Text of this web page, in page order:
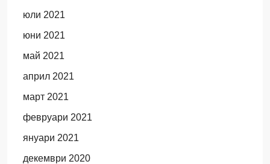
юли 2021
юни 2021
май 2021
април 2021
март 2021
февруари 2021
януари 2021
декември 2020